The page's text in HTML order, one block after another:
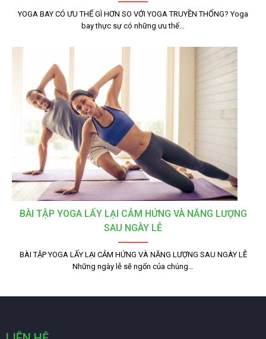
YOGA BAY CÓ ƯU THẾ GÌ HƠN SO VỚI YOGA TRUYỀN THỐNG? Yoga
bay thực sự có những ưu thế…
BÀI TẬP YOGA LẤY LẠI CẢM HỨNG VÀ NĂNG LƯỢNG
SAU NGÀY LỄ
BÀI TẬP YOGA LẤY LẠI CẢM HỨNG VÀ NĂNG LƯỢNG SAU NGÀY LỄ
Những ngày lễ sẽ ngốn của chúng…